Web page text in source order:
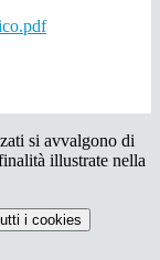
si avvalgono di
illustrate nella
i cookies